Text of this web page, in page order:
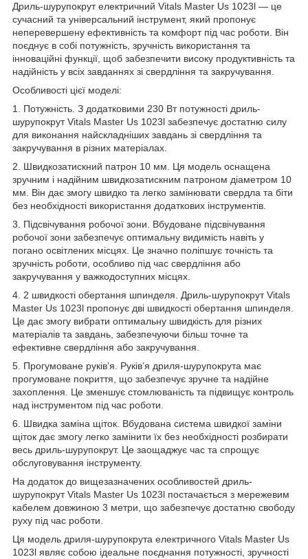
Дриль-шурупокрут електричний Vitals Master Us 1023l — це
сучасний та універсальний інструмент, який пропонує
неперевершену ефективність та комфорт під час роботи. Він
поєднує в собі потужність, зручність використання та
інноваційні функції, щоб забезпечити високу продуктивність та
надійність у всіх завданнях зі свердління та закручування.
Особливості цієї моделі:
1. Потужність. З додатковими 230 Вт потужності дриль-
шурупокрут Vitals Master Us 1023l забезпечує достатню силу
для виконання найскладніших завдань зі свердління та
закручування в різних матеріалах.
2. Швидкозатискний патрон 10 мм. Ця модель оснащена
зручним і надійним швидкозатискним патроном діаметром 10
мм. Він дає змогу швидко та легко замінювати свердла та біти
без необхідності використання додаткових інструментів.
3. Підсвічування робочої зони. Вбудоване підсвічування
робочої зони забезпечує оптимальну видимість навіть у
погано освітлених місцях. Це значно поліпшує точність та
зручність роботи, особливо під час свердління або
закручування у важкодоступних місцях.
4. 2 швидкості обертання шпинделя. Дриль-шурупокрут Vitals
Master Us 1023l пропонує дві швидкості обертання шпинделя.
Це дає змогу вибрати оптимальну швидкість для різних
матеріалів та завдань, забезпечуючи більш точне та
ефективне свердління або закручування.
5. Прогумоване руків’я. Руків’я дриля-шурупокрута має
прогумоване покриття, що забезпечує зручне та надійне
захоплення. Це зменшує стомлюваність та підвищує контроль
над інструментом під час роботи.
6. Швидка заміна щіток. Вбудована система швидкої заміни
щіток дає змогу легко замінити їх без необхідності розбирати
весь дриль-шурупокрут. Це заощаджує час та спрощує
обслуговування інструменту.
На додаток до вищезазначених особливостей дриль-
шурупокрут Vitals Master Us 1023l постачається з мережевим
кабелем довжиною 3 метри, що забезпечує достатню свободу
руху під час роботи.
Ця модель дриля-шурупокрута електричного Vitals Master Us
1023l являє собою ідеальне поєднання потужності, зручності